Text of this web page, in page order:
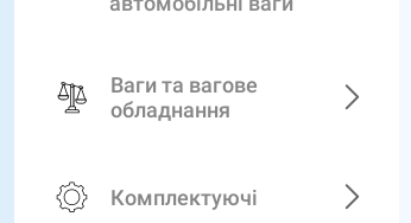
Ваги та вагове
обладнання
Комплектуючі